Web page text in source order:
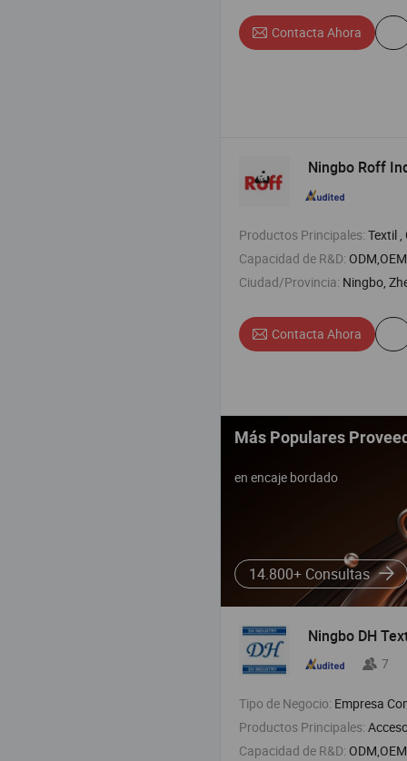
Contacta Ahora
Ningbo Roff
Productos Principales: Textil ,
Capacidad de R&D: ODM,OEM
Ciudad/Provincia: Ningbo,
Contacta Ahora
Más Populares
en encaje bordado
14.800+ Consultas
Ningbo DH
7
Tipo de Negocio: Empresa
Productos Principales:
Capacidad de R&D: ODM,OEM